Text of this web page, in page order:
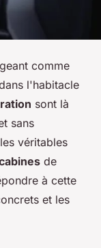
comme
l'habitacle
sont là
sans
véritables
de
à cette
et les